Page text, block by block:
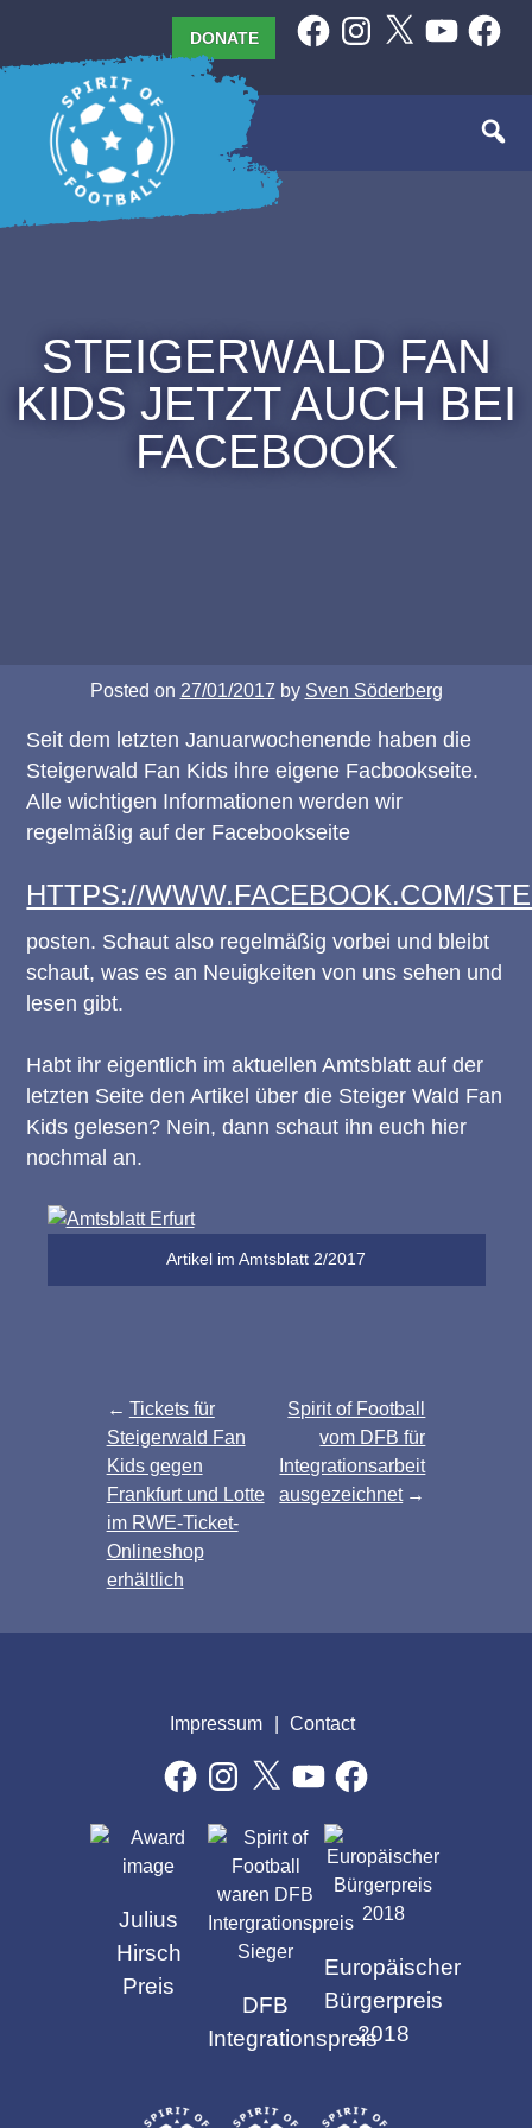
content
FacebookInstagram
X YouTube
DONATE
STEIGERWALD FAN
KIDS JETZT AUCH BEI
FACEBOOK
Posted on 27/01/2017 by Sven Söderberg
Seit dem letzten Januarwochenende haben die
Steigerwald Fan Kids ihre eigene Facbookseite.
Alle wichtigen Informationen werden wir
regelmäßig auf der Facebookseite
HTTPS://WWW.FACEBOOK.COM/
posten. Schaut also regelmäßig vorbei und bleibt
schaut, was es an Neuigkeiten von uns sehen und
lesen gibt.
Habt ihr eigentlich im aktuellen Amtsblatt auf der
letzten Seite den Artikel über die Steiger Wald Fan
Kids gelesen? Nein, dann schaut ihn euch hier
nochmal an.
Artikel im Amtsblatt 2/2017
navigation
Tickets für
Steigerwald Fan
Kids gegen
Frankfurt und Lotte
im RWE-Ticket-
Onlineshop
erhältlich
Spirit of Football
vom DFB für
Integrationsarbeit
ausgezeichnet
Impressum Contact
FacebookInstagram
X YouTubeFacebook
AWARDS
Julius
Hirsch
Preis
DFB
Integrationspreis
Europäischer
Bürgerpreis
2018